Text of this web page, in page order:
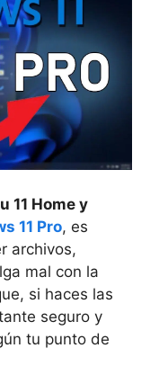
11 Home y
11 Pro, es
archivos,
mal con la
si haces las
seguro y
tu punto de